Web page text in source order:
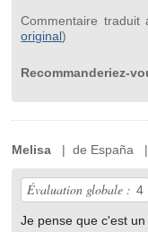
Commentaire traduit
original)
Recommanderiez-
Melisa | de España |
Évaluation globale : 4
Je pense que c'est